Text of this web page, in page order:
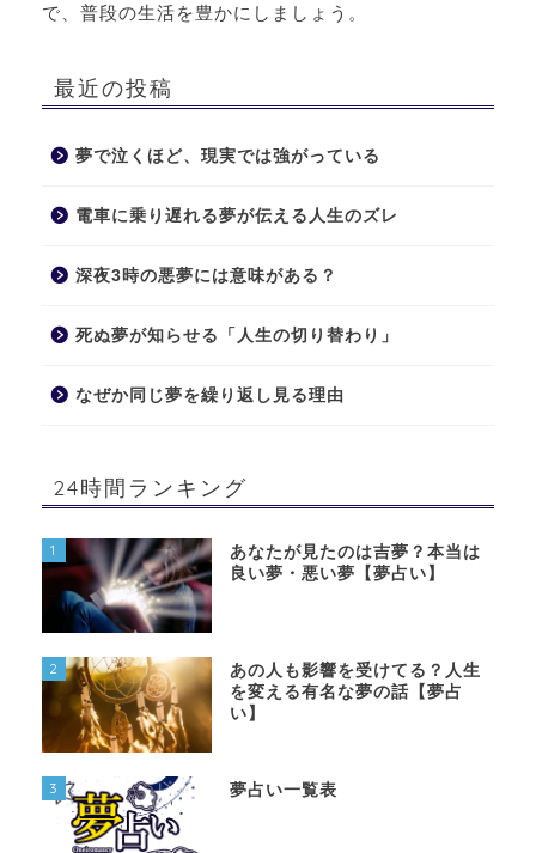
で、普段の生活を豊かにしましょう。
最近の投稿
夢で泣くほど、現実では強がっている
電車に乗り遅れる夢が伝える人生のズレ
深夜3時の悪夢には意味がある？
死ぬ夢が知らせる「人生の切り替わり」
なぜか同じ夢を繰り返し見る理由
24時間ランキング
1
あなたが見たのは吉夢？本当は
良い夢・悪い夢【夢占い】
2
あの人も影響を受けてる？人生
を変える有名な夢の話【夢占
い】
3 夢占い一覧表